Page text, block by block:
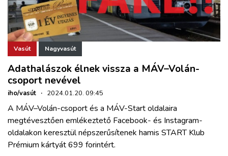
Vasút Nagyvasút
Adathalászok élnek vissza a MÁV–Volán-
csoport nevével
iho/vasút · 2024.01.20. 09:45
A MÁV–Volán-csoport és a MÁV-Start oldalaira
megtévesztően emlékeztető Facebook- és Instagram-
oldalakon keresztül népszerűsítenek hamis START Klub
Prémium kártyát 699 forintért.